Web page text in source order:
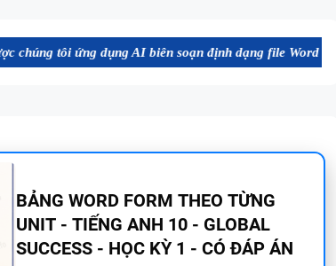
dụng AI biên soạn định dạng file Word chất lượng
BẢNG WORD FORM TIẾNG ANH 8 -
GLOBAL SUCCESS THEO TỪNG UNIT
- HỌC KỲ 1 - CÓ ĐÁP ÁN